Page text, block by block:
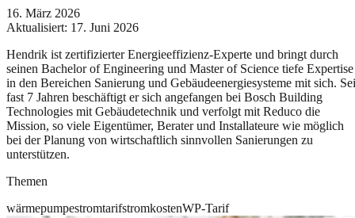
16. März 2026
Aktualisiert: 17. Juni 2026
Hendrik ist zertifizierter Energieeffizienz-Experte und bringt durch
seinen Bachelor of Engineering und Master of Science tiefe Expertise
in den Bereichen Sanierung und Gebäudeenergiesysteme mit sich.
fast 7 Jahren beschäftigt er sich angefangen bei Bosch Building
Technologies mit Gebäudetechnik und verfolgt mit Reduco die
Mission, so viele Eigentümer, Berater und Installateure wie möglich
bei der Planung von wirtschaftlich sinnvollen Sanierungen zu
unterstützen.
Themen
wärmepumpestromtarifstromkostenWP-Tarif